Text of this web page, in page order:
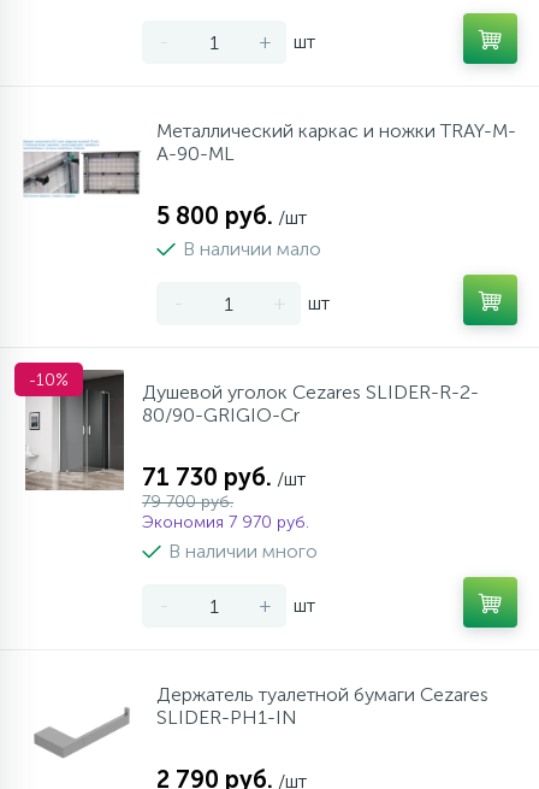
- + шт
Металлический каркас и ножки TRAY-M-
A-90-ML
5 800 руб. /шт
В наличии мало
- + шт
-10%
Душевой уголок Cezares SLIDER-R-2-
80/90-GRIGIO-Cr
71 730 руб. /шт
79 700 руб.
Экономия 7 970 руб.
В наличии много
- + шт
Держатель туалетной бумаги Cezares
SLIDER-PH1-IN
2 790 руб. /шт